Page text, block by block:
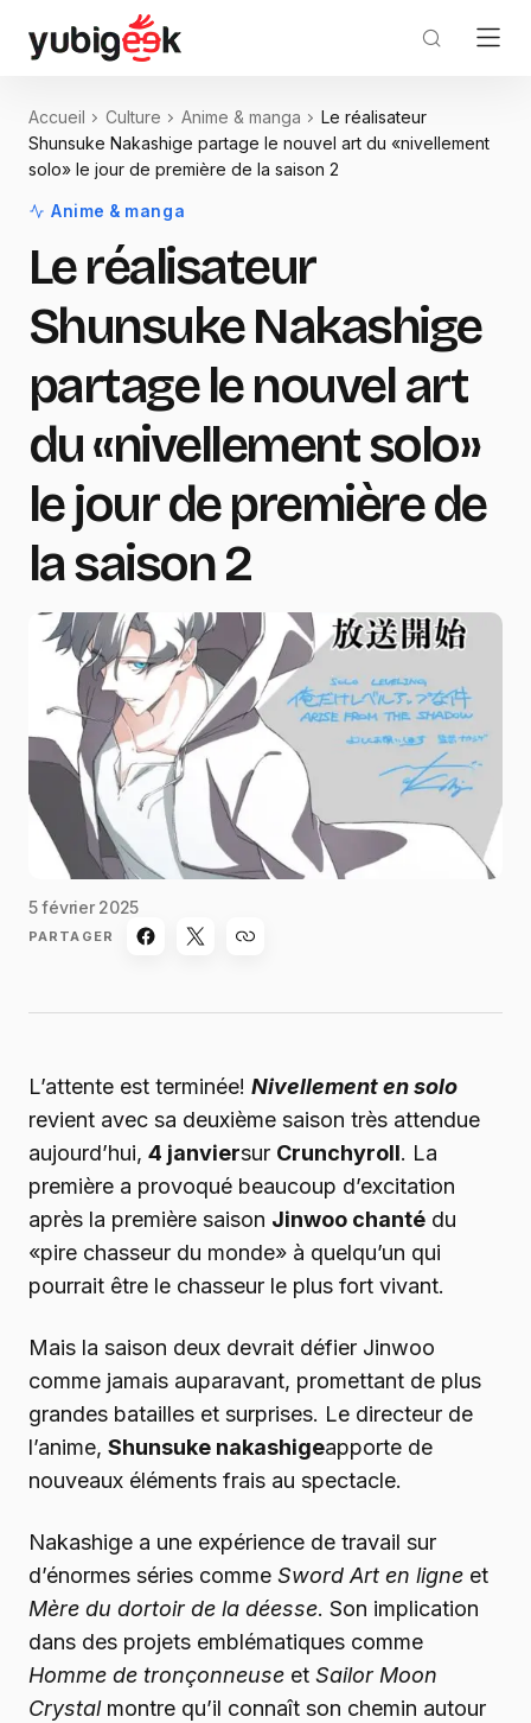
Accueil Culture Anime & manga
Le réalisateur
Shunsuke Nakashige partage le nouvel art du «nivellement
solo» le jour de première de la saison 2
Anime & manga
Le réalisateur
Shunsuke Nakashige
partage le nouvel art
du «nivellement solo»
le jour de première de
la saison 2
5 février 2025
PARTAGER
L’attente est terminée! Nivellement en solo
revient avec sa deuxième saison très attendue
aujourd’hui, 4 janviersur Crunchyroll. La
première a provoqué beaucoup d’excitation
après la première saison Jinwoo chanté du
«pire chasseur du monde» à quelqu’un qui
pourrait être le chasseur le plus fort vivant.
Mais la saison deux devrait défier Jinwoo
comme jamais auparavant, promettant de plus
grandes batailles et surprises. Le directeur de
l’anime, Shunsuke nakashigeapporte de
nouveaux éléments frais au spectacle.
Nakashige a une expérience de travail sur
d’énormes séries comme Sword Art en ligne et
Mère du dortoir de la déesse. Son implication
dans des projets emblématiques comme
Homme de tronçonneuse et Sailor Moon
Crystalmontre qu’il connaît son chemin autour